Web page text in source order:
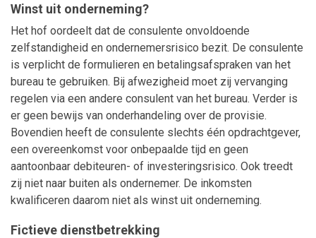
Winst uit onderneming?
Het hof oordeelt dat de consulente onvoldoende
zelfstandigheid en ondernemersrisico bezit. De consulente
is verplicht de formulieren en betalingsafspraken van het
bureau te gebruiken. Bij afwezigheid moet zij vervanging
regelen via een andere consulent van het bureau. Verder is
er geen bewijs van onderhandeling over de provisie.
Bovendien heeft de consulente slechts één opdrachtgever,
een overeenkomst voor onbepaalde tijd en geen
aantoonbaar debiteuren- of investeringsrisico. Ook treedt
zij niet naar buiten als ondernemer. De inkomsten
kwalificeren daarom niet als winst uit onderneming.
Fictieve dienstbetrekking